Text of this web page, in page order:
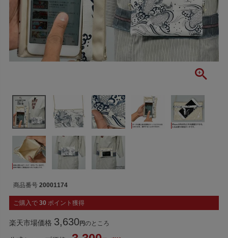
商品番号 20001174
ご購入で 30 ポイント獲得
楽天市場価格 3,630 のところ